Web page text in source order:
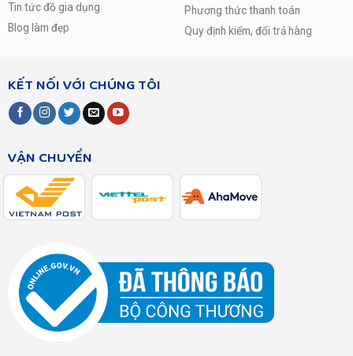
Quần áo khô nhanh, tiết kiệm điện với công nghệ
sấy thông hơi
kiệm chi phí điện cho gia đình bạn. Máy sấy thông hơi này
phù hợp cho gia đình có cửa sổ hoặc không gian rộng rãi,
ống thông hơi có thể lắp trước hoặc sau máy tiện lợi.
Tin tức đồ gia dụng
Blog làm đẹp
Phương thức thanh toán
Quy định kiểm, đổi trả hàng
KẾT NỐI VỚI CHÚNG TÔI
VẬN CHUYỂN